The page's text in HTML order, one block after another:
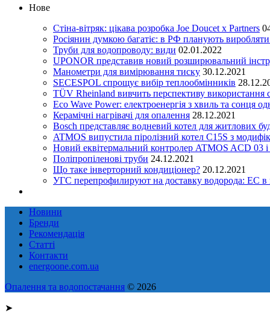
Нове
Стіна-вітряк: цікава розробка Joe Doucet x Partners
Росіянин думкою багатіє: в РФ планують виробляти
Труби для водопроводу: види 02.01.2022
UPONOR представив новий розширювальний
Манометри для вимірювання тиску 30.12.2021
SECESPOL спрощує вибір теплообмінників
TÜV Rheinland вивчить перспективу використання
Eco Wave Power: електроенергія з хвиль та сонця
Керамічні нагрівачі для опалення 28.12.2021
Bosch представляє водневий котел для житлових
ATMOS випустила піролізний котел C15S з
Новий еквітермальний контролер ATMOS ACD 03
Поліпропіленові труби 24.12.2021
Що таке інверторний кондиціонер? 20.12.2021
УГС перепрофилируют на доставку водорода: EC
Новини
Бренди
Рекомендація
Статті
Контакти
energoone.com.ua
Опалення та водопостачання © 2026
➤